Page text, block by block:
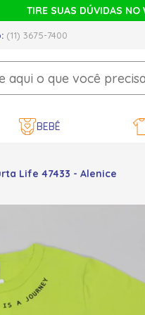
TIRE SUAS DÚVIDAS NO
(11) 3675-7400
BEBÊ
Life 47433 - Alenice